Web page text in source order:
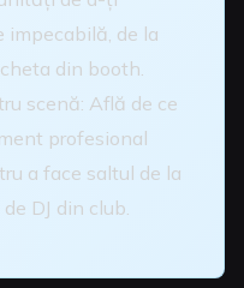
impecabilă, de la
din booth.
scenă: Află de ce
profesional
a face saltul de la
DJ din club.